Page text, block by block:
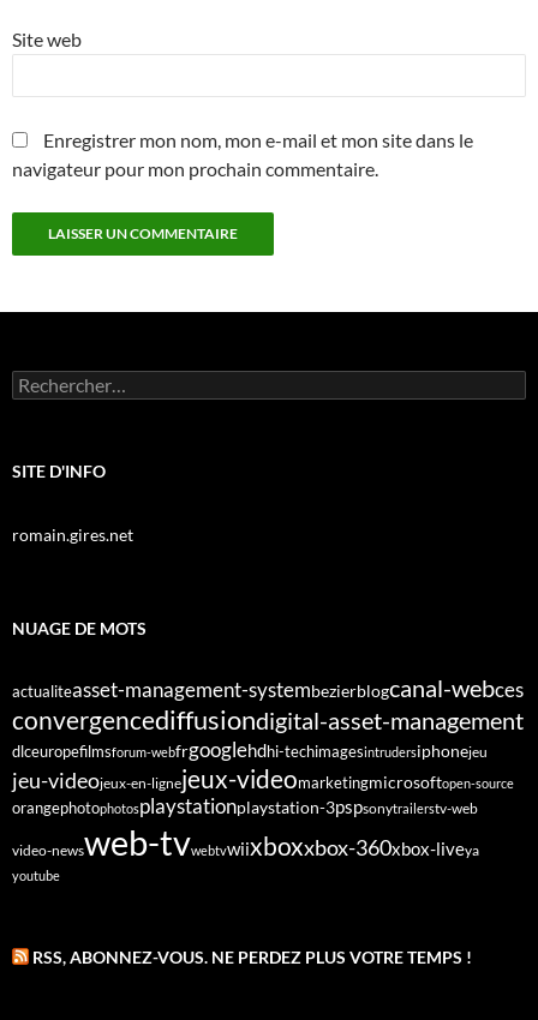
Site web
Enregistrer mon nom, mon e-mail et mon site dans le
navigateur pour mon prochain commentaire.
Rechercher :
SITE D'INFO
romain.gires.net
NUAGE DE MOTS
actualiteasset-management-systembezierblogcanal-webces
convergencediffusiondigital-asset-management
dlceuropefilmsforum-webfrgooglehdhi-techimagesintrudersiphonejeu
jeu-videojeux-en-lignejeux-videomarketingmicrosoftopen-source
orangephotophotosplaystationplaystation-3pspsonytrailerstv-web
video-newsweb-tvwebtvwiixboxxbox-360xbox-liveya
youtube
RSS, ABONNEZ-VOUS. NE PERDEZ PLUS VOTRE TEMPS !